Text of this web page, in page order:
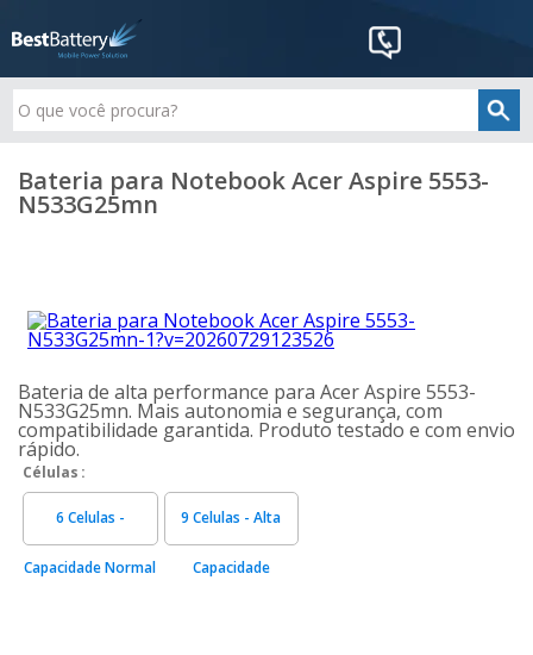
Bateria para Notebook Acer Aspire 5553-
N533G25mn
Bateria de alta performance para Acer Aspire 5553-
N533G25mn. Mais autonomia e segurança, com
compatibilidade garantida. Produto testado e com envio
rápido.
Células
6 Celulas -
Capacidade Normal
9 Celulas - Alta
Capacidade